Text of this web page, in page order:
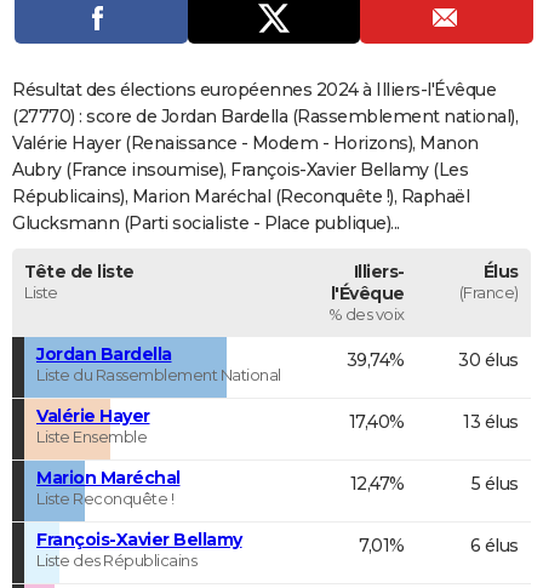
Dictionnaire
Biographies
Expressions
Proverbes
PROGRAMME TV
S'inscrire
Se connecter
Lycées
Collèges
Primaires
Universités
Entreprises
Service militaire
Avis de recherche
AVIS DE DÉCÈS
FORUM
Bricolage
Lifestyle
Culture
SportAuto
Television
Voyage
Cinema
Résultat des élections européennes 2024 à Illiers-l'Évêque
(27770) : score de Jordan Bardella (Rassemblement national),
Valérie Hayer (Renaissance - Modem - Horizons), Manon
Aubry (France insoumise), François-Xavier Bellamy (Les
Républicains), Marion Maréchal (Reconquête !), Raphaël
Glucksmann (Parti socialiste - Place publique)...
Tête de liste
Liste
Illiers-
l'Évêque
% des voix
Élus
(France)
Jordan Bardella
Liste du Rassemblement National
39,74% 30 élus
Valérie Hayer
Liste Ensemble
17,40% 13 élus
Marion Maréchal
Liste Reconquête !
12,47% 5 élus
François-Xavier Bellamy
Liste des Républicains
7,01% 6 élus